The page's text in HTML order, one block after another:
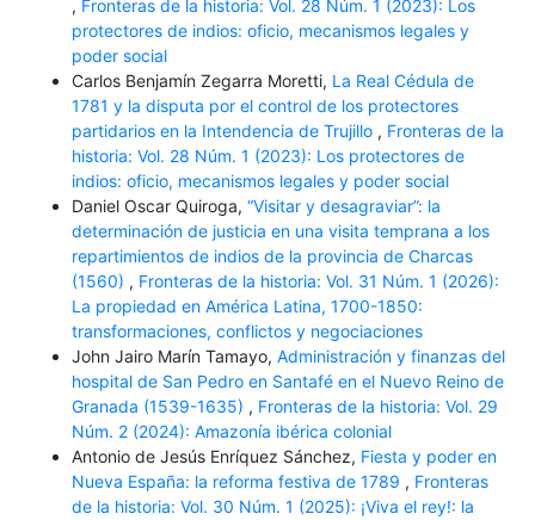
, Fronteras de la historia: Vol. 28 Núm. 1 (2023): Los
protectores de indios: oficio, mecanismos legales y
poder social
Carlos Benjamín Zegarra Moretti, La Real Cédula de
1781 y la disputa por el control de los protectores
partidarios en la Intendencia de Trujillo , Fronteras de la
historia: Vol. 28 Núm. 1 (2023): Los protectores de
indios: oficio, mecanismos legales y poder social
Daniel Oscar Quiroga, “Visitar y desagraviar”: la
determinación de justicia en una visita temprana a los
repartimientos de indios de la provincia de Charcas
(1560) , Fronteras de la historia: Vol. 31 Núm. 1 (2026):
La propiedad en América Latina, 1700-1850:
transformaciones, conflictos y negociaciones
John Jairo Marín Tamayo, Administración y finanzas del
hospital de San Pedro en Santafé en el Nuevo Reino de
Granada (1539-1635) , Fronteras de la historia: Vol. 29
Núm. 2 (2024): Amazonía ibérica colonial
Antonio de Jesús Enríquez Sánchez, Fiesta y poder en
Nueva España: la reforma festiva de 1789 , Fronteras
de la historia: Vol. 30 Núm. 1 (2025): ¡Viva el rey!: la